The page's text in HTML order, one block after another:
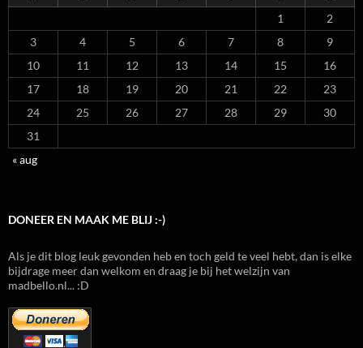
1
2
3
4 5 6 7 8
9
10
11 12 13 14 15
16
17
18 19 20 21 22
23
24
25 26 27 28 29
30
31
« aug
DONEER EN MAAK ME BLIJ :-)
Als je dit blog leuk gevonden heb en toch geld te veel hebt, dan is elke
bijdrage meer dan welkom en draag je bij het welzijn van
madbello.nl... :D